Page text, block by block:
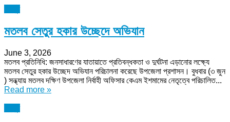
মতলব সেতুর হকার উচ্ছেদে অভিযান
June 3, 2026
মতলব প্রতিনিধি: জনসাধারণের যাতায়াতে প্রতিবন্ধকতা ও দুর্ঘটনা এড়ানোর লক্ষ্যে
মতলব সেতুর হকার উচ্ছেদ অভিযান পরিচালনা করেছে উপজেলা প্রশাসন। বুধবার (৩ জুন
) সন্ধ্যায় মতলব দক্ষিণ উপজেলা নির্বাহী অফিসার কেএম ইশমামের নেতৃত্বে পরিচালিত...
Read more »